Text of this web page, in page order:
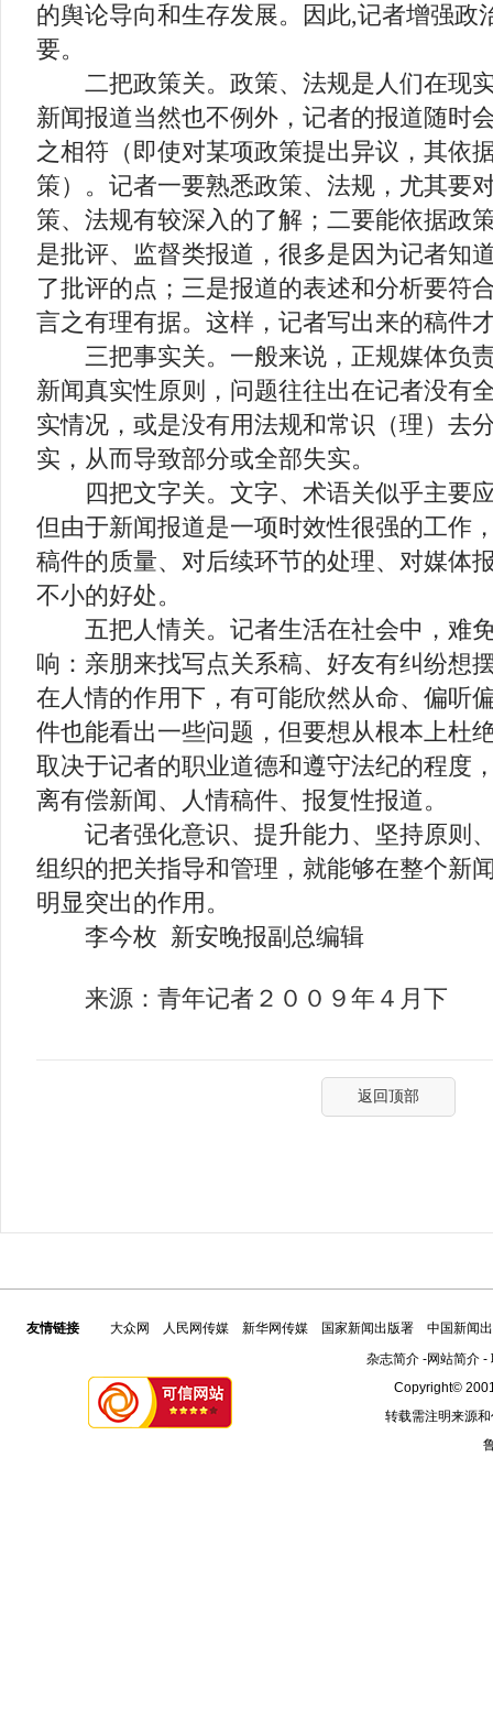
的舆论导向和生存发展。因此,记者增强政
要。
二把政策关。政策、法规是人们在现
新闻报道当然也不例外，记者的报道随时
之相符（即使对某项政策提出异议，其依
策）。记者一要熟悉政策、法规，尤其要
策、法规有较深入的了解；二要能依据政
是批评、监督类报道，很多是因为记者知
了批评的点；三是报道的表述和分析要符
言之有理有据。这样，记者写出来的稿件
三把事实关。一般来说，正规媒体负
新闻真实性原则，问题往往出在记者没有
实情况，或是没有用法规和常识（理）去
实，从而导致部分或全部失实。
四把文字关。文字、术语关似乎主要
但由于新闻报道是一项时效性很强的工作
稿件的质量、对后续环节的处理、对媒体
不小的好处。
五把人情关。记者生活在社会中，难
响：亲朋来找写点关系稿、好友有纠纷
在人情的作用下，有可能欣然从命、偏听
件也能看出一些问题，但要想从根本上杜
取决于记者的职业道德和遵守法纪的程度
离有偿新闻、人情稿件、报复性报道。
记者强化意识、提升能力、坚持原则
组织的把关指导和管理，就能够在整个新
明显突出的作用。
李今枚 新安晚报副总编辑
来源：青年记者２００９年４月下
返回顶部
友情链接 大众网 人民网传媒 新华网传媒 国家新闻出版署
中国新闻
杂志简介-网站简介-
Copyright©
转载需注明来源